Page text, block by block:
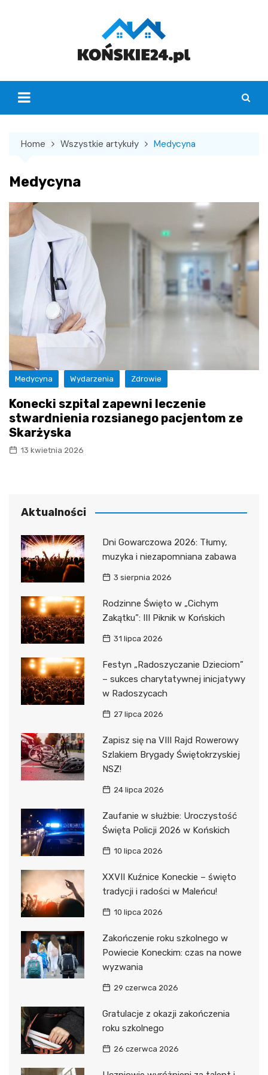
Home Wszystkie artykuły Medycyna
Medycyna
Medycyna Wydarzenia Zdrowie
Konecki szpital zapewni leczenie
stwardnienia rozsianego pacjentom ze
Skarżyska
13 kwietnia 2026
Aktualności
Dni Gowarczowa 2026: Tłumy,
muzyka i niezapomniana zabawa
3 sierpnia 2026
Rodzinne Święto w „Cichym
Zakątku”: III Piknik w Końskich
31 lipca 2026
Festyn „Radoszyczanie Dzieciom”
– sukces charytatywnej inicjatywy
w Radoszycach
27 lipca 2026
Zapisz się na VIII Rajd Rowerowy
Szlakiem Brygady Świętokrzyskiej
NSZ!
24 lipca 2026
Zaufanie w służbie: Uroczystość
Święta Policji 2026 w Końskich
10 lipca 2026
XXVII Kuźnice Koneckie – święto
tradycji i radości w Maleńcu!
10 lipca 2026
Zakończenie roku szkolnego w
Powiecie Koneckim: czas na nowe
wyzwania
29 czerwca 2026
Gratulacje z okazji zakończenia
roku szkolnego
26 czerwca 2026